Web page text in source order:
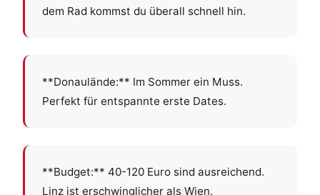
dem Rad kommst du überall schnell hin.
**Donaulände:** Im Sommer ein Muss.
Perfekt für entspannte erste Dates.
**Budget:** 40-120 Euro sind ausreichend.
Linz ist erschwinglicher als Wien.